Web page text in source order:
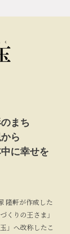
まち
ら
に幸せを
隆軒が作成した
くりの王さま」
」へ改称したこ